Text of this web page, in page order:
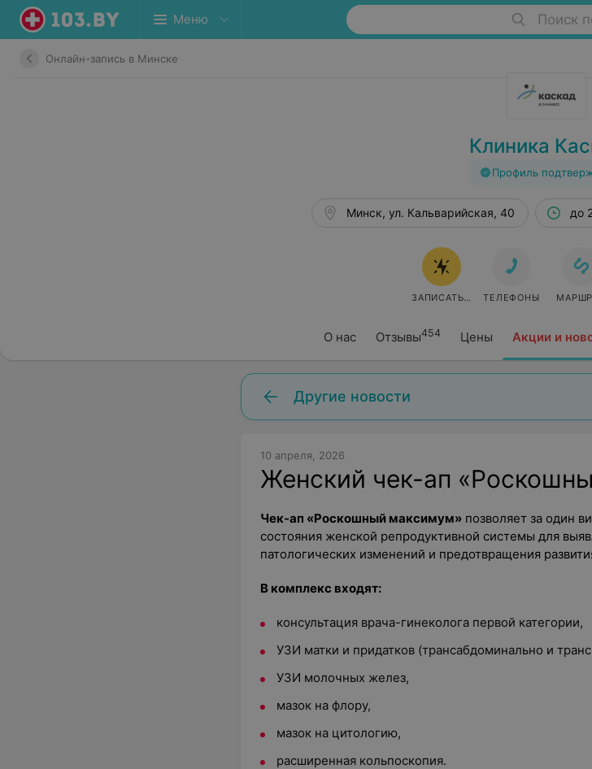
Меню Поиск
Онлайн-запись в Минске
Клиника
Профиль
О нас Отзывы454 Цены Акции и
Минск, ул. Кальварийская, 40 до
ЗАПИСАТЬСЯ ОНЛАЙН
ТЕЛЕФОНЫ
Другие новости
10 апреля, 2026
Женский чек-ап
Чек-ап «Роскошный максимум» позволяет за один
состояния женской репродуктивной системы для
патологических изменений и предотвращения
В комплекс входят:
консультация врача-гинеколога первой категории,
УЗИ матки и придатков (трансабдоминально и
УЗИ молочных желез,
мазок на флору,
мазок на цитологию,
расширенная кольпоскопия.